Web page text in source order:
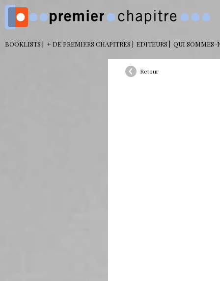
BOOKLISTS + DE PREMIERS CHAPITRES EDITEURS QUI SOMMES-
Retour